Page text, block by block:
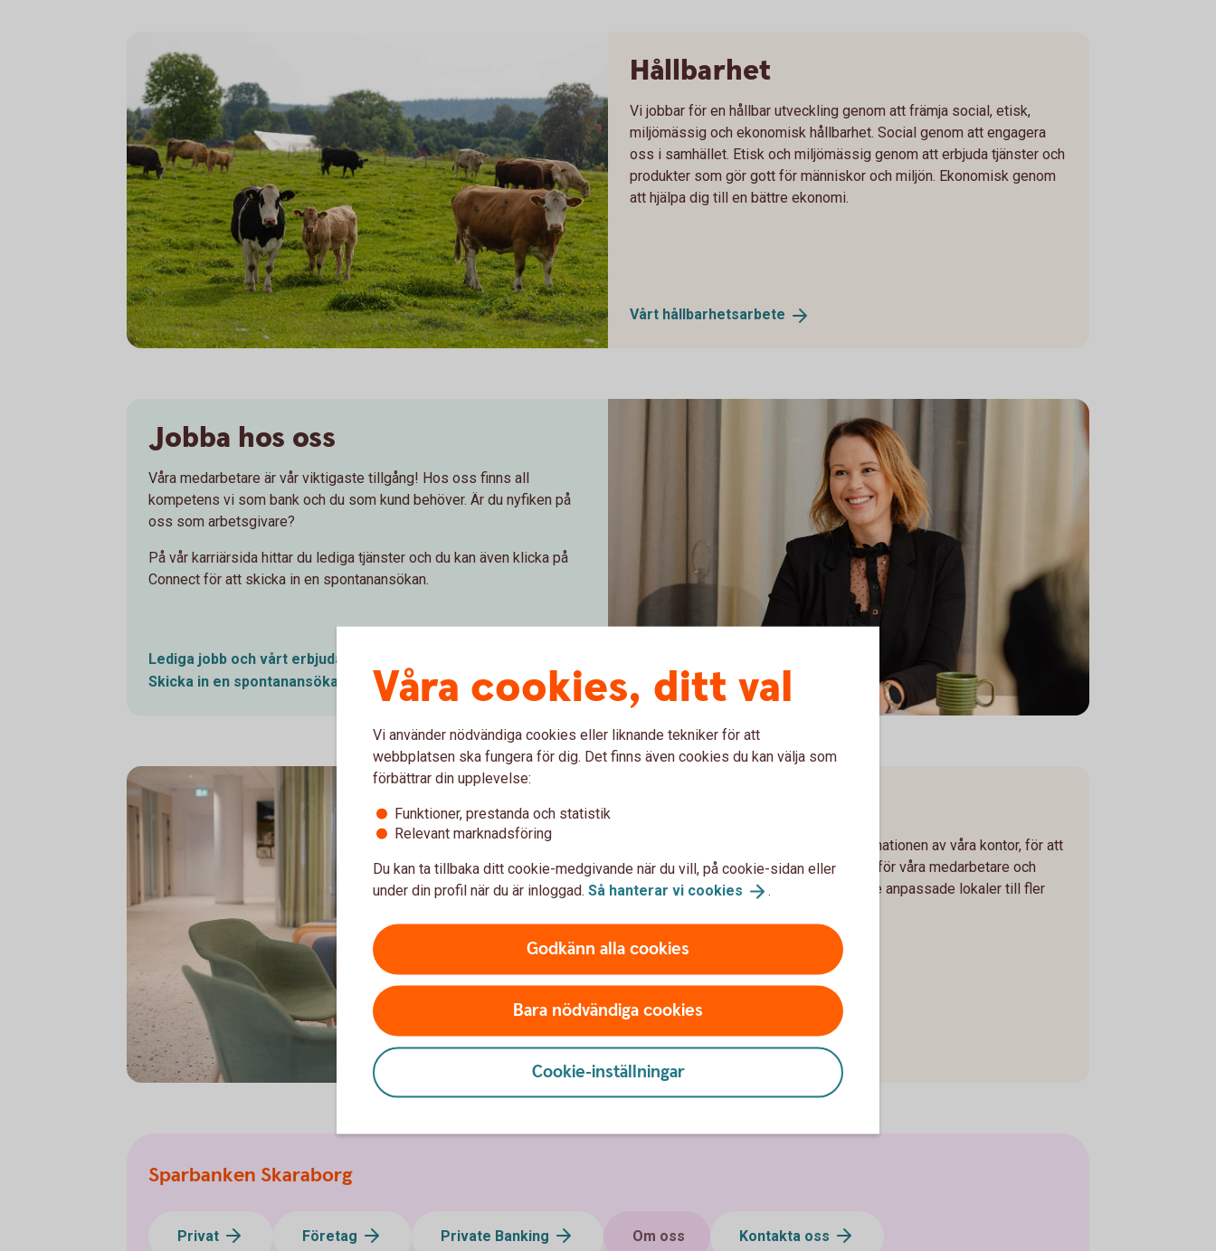
Hållbarhet
Vi jobbar för en hållbar utveckling genom att främja social, etisk,
miljömässig och ekonomisk hållbarhet. Social genom att engagera
oss i samhället. Etisk och miljömässig genom att erbjuda tjänster och
produkter som gör gott för människor och miljön. Ekonomisk genom
att hjälpa dig till en bättre ekonomi.
Vårt hållbarhetsarbete
Sparbanken Skaraborg
Jobba hos oss
Våra medarbetare är vår viktigaste tillgång! Hos oss finns all
kompetens vi som bank och du som kund behöver. Är du nyfiken på
oss som arbetsgivare?
På vår karriärsida hittar du lediga tjänster och du kan även klicka på
Connect för att skicka in en spontanansökan.
Lediga jobb och vårt erbjudande till
Skicka in en spontanansökan
En av våra större satsningar är ombyggnationen av våra kontor, för att
göra dom till de bästa av mötesplatser för våra medarbetare och
kunder. Med rum för ny teknik och bättre anpassade lokaler till fler
Välkommenin
Sparbanken Skaraborg
Privat Företag Private Banking Om oss Kontakta oss
Våra cookies, ditt val
Vi använder nödvändiga cookies eller liknande tekniker för att
webbplatsen ska fungera för dig. Det finns även cookies du kan välja som
förbättrar din upplevelse:
Funktioner, prestanda och statistik
Relevant marknadsföring
Du kan ta tillbaka ditt cookie-medgivande när du vill, på cookie-sidan eller
under din profil när du är inloggad. Så hanterar vi cookies .
Godkänn alla cookies
Bara nödvändiga cookies
Cookie-inställningar